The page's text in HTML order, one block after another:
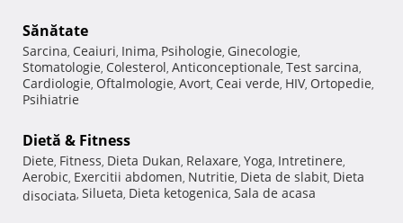
Sănătate
Sarcina, Ceaiuri, Inima, Psihologie, Ginecologie,
Stomatologie, Colesterol, Anticonceptionale, Test sarcina,
Cardiologie, Oftalmologie, Avort, Ceai verde, HIV, Ortopedie,
Psihiatrie
Dietă & Fitness
Diete, Fitness, Dieta Dukan, Relaxare, Yoga, Intretinere,
Aerobic, Exercitii abdomen, Nutritie, Dieta de slabit, Dieta
disociata, Silueta, Dieta ketogenica, Sala de acasa